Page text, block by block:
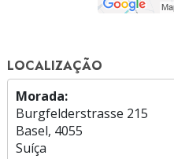
LOCALIZAÇÃO
Morada:
Burgfelderstrasse 215
Basel, 4055
Suíça